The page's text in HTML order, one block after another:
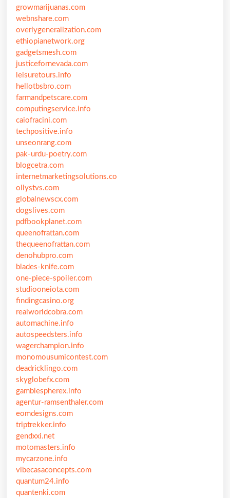
growmarijuanas.com
webnshare.com
overlygeneralization.com
ethiopianetwork.org
gadgetsmesh.com
justicefornevada.com
leisuretours.info
hellotbsbro.com
farmandpetscare.com
computingservice.info
caiofracini.com
techpositive.info
unseonrang.com
pak-urdu-poetry.com
blogcetra.com
internetmarketingsolutions.co
ollystvs.com
globalnewscx.com
dogslives.com
pdfbookplanet.com
queenofrattan.com
thequeenofrattan.com
denohubpro.com
blades-knife.com
one-piece-spoiler.com
studiooneiota.com
findingcasino.org
realworldcobra.com
automachine.info
autospeedsters.info
wagerchampion.info
monomousumicontest.com
deadricklingo.com
skyglobefx.com
gamblespherex.info
agentur-ramsenthaler.com
eomdesigns.com
triptrekker.info
gendxxi.net
motomasters.info
mycarzone.info
vibecasaconcepts.com
quantum24.info
quantenki.com